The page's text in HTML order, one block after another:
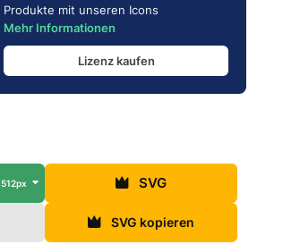
Produkte mit unseren Icons
Mehr Informationen
Lizenz kaufen
512px SVG
SVG kopieren